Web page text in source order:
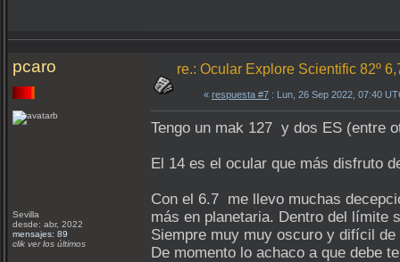
pcaro
Sevilla
desde: abr, 2022
mensajes: 89
clik ver los últimos
re.: Ocular Explore Scientific 82º
« respuesta #7 : Lun, 26 Sep 2022, 07:40
Tengo un mak 127 y dos ES (entre
El 14 es el ocular que más disfruto
Con el 6.7 me llevo muchas
más en planetaria. Dentro del límite
Siempre muy muy oscuro y difícil de
De momento lo achaco a que debe